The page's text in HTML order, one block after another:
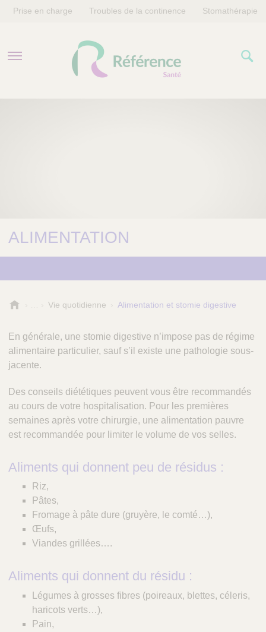
Prise en charge Troubles de la continence Stomathérapie
ALIMENTATION
é
r
e
c
e
S
n
é
Vie quotidienne Alimentation et stomie digestive
En générale, une stomie digestive n’impose pas de régime
alimentaire particulier, sauf s’il existe une pathologie sous-
jacente.
Des conseils diététiques peuvent vous être recommandés
au cours de votre hospitalisation. Pour les premières
semaines après votre chirurgie, une alimentation pauvre
est recommandée pour limiter le volume de vos selles.
Aliments qui donnent peu de résidus :
Riz,
Pâtes,
Fromage à pâte dure (gruyère, le comté…),
Œufs,
Viandes grillées….
Aliments qui donnent du résidu :
Légumes à grosses fibres (poireaux, blettes, céleris,
haricots verts…),
Pain,